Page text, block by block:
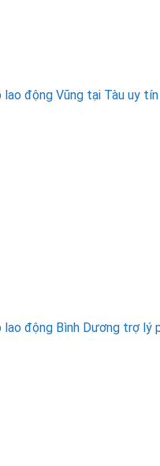
lao động Vũng tại Tàu uy tín
lao động Bình Dương trợ lý